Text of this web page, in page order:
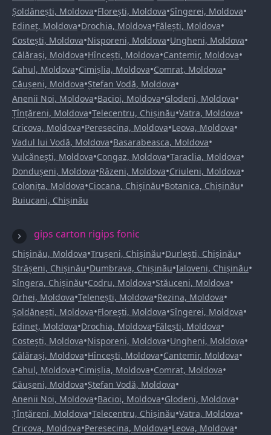
Șoldănești, Moldova•Florești, Moldova•Sîngerei, Moldova•
Edineț, Moldova•Drochia, Moldova•Fălești, Moldova•
Costești, Moldova•Nisporeni, Moldova•Ungheni, Moldova•
Călărași, Moldova•Hîncești, Moldova•Cantemir, Moldova•
Cahul, Moldova•Cimișlia, Moldova•Comrat, Moldova•
Căușeni, Moldova•Ștefan Vodă, Moldova•
Anenii Noi, Moldova•Bacioi, Moldova•Glodeni, Moldova•
Țînțăreni, Moldova•Telecentru, Chișinău•Vatra, Moldova•
Cricova, Moldova•Peresecina, Moldova•Leova, Moldova•
Vadul lui Vodă, Moldova•Basarabeasca, Moldova•
Vulcănești, Moldova•Congaz, Moldova•Taraclia, Moldova•
Dondușeni, Moldova•Răzeni, Moldova•Criuleni, Moldova•
Colonița, Moldova•Ciocana, Chișinău•Botanica, Chișinău•
Buiucani, Chișinău
gips carton rigips fonic
Chișinău, Moldova•Trușeni, Chișinău•Durlești, Chișinău•
Strășeni, Chișinău•Dumbrava, Chișinău•Ialoveni, Chișinău•
Sîngera, Chișinău•Codru, Moldova•Stăuceni, Moldova•
Orhei, Moldova•Telenești, Moldova•Rezina, Moldova•
Șoldănești, Moldova•Florești, Moldova•Sîngerei, Moldova•
Edineț, Moldova•Drochia, Moldova•Fălești, Moldova•
Costești, Moldova•Nisporeni, Moldova•Ungheni, Moldova•
Călărași, Moldova•Hîncești, Moldova•Cantemir, Moldova•
Cahul, Moldova•Cimișlia, Moldova•Comrat, Moldova•
Căușeni, Moldova•Ștefan Vodă, Moldova•
Anenii Noi, Moldova•Bacioi, Moldova•Glodeni, Moldova•
Țînțăreni, Moldova•Telecentru, Chișinău•Vatra, Moldova•
Cricova, Moldova•Peresecina, Moldova•Leova, Moldova•